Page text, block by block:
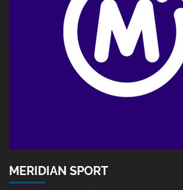
MERIDIAN SPORT